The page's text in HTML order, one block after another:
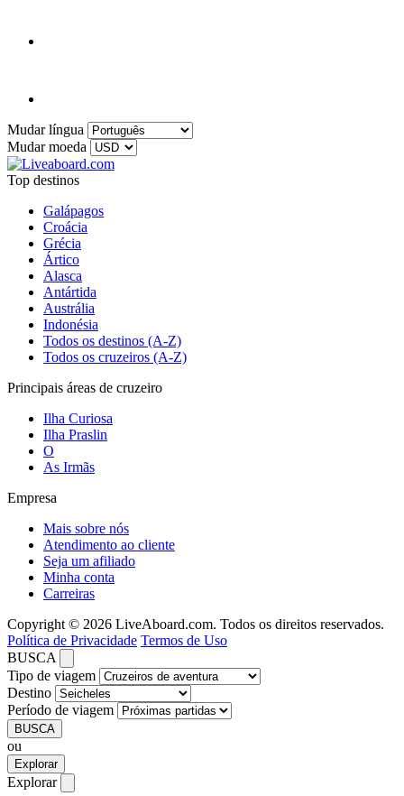
Mudar língua
Mudar moeda
Top destinos
Galápagos
Croácia
Grécia
Ártico
Alasca
Antártida
Austrália
Indonésia
Todos os destinos (A-Z)
Todos os cruzeiros (A-Z)
Principais áreas de cruzeiro
Ilha Curiosa
Ilha Praslin
O
As Irmãs
Empresa
Mais sobre nós
Atendimento ao cliente
Seja um afiliado
Minha conta
Carreiras
Copyright © 2026 LiveAboard.com. Todos os direitos reservados.
Política de Privacidade Termos de Uso
BUSCA
Tipo de viagem
Destino
Período de viagem
BUSCA
ou
Explorar
Explorar